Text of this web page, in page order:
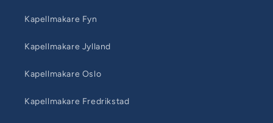
Kapellmakare Fyn
Kapellmakare Jylland
Kapellmakare Oslo
Kapellmakare Fredrikstad